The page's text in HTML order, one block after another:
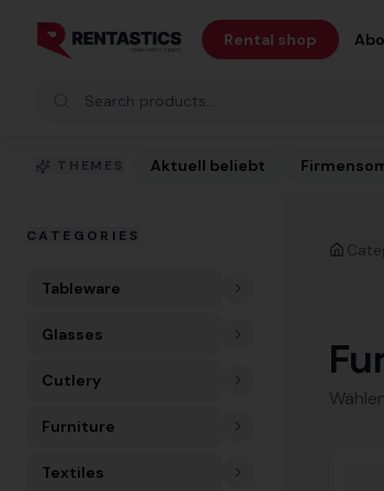
Rental shop
Search products
THEMES Aktuell beliebt
CATEGORIES
Tableware
Glasses
Cutlery
Furniture
Textiles